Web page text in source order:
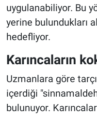
uygulanabiliyor. Bu
yerine bulundukları
hedefliyor.
Karıncaların
Uzmanlara göre
içerdiği
bulunuyor.